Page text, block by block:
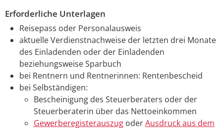
Erforderliche Unterlagen
Reisepass oder Personalausweis
aktuelle Verdienstnachweise der letzten drei Monate
des Einladenden oder der Einladenden
beziehungsweise Sparbuch
bei Rentnern und Rentnerinnen: Rentenbescheid
bei Selbständigen:
Bescheinigung des Steuerberaters oder der
Steuerberaterin über das Nettoeinkommen
GewerberegisterauszugoderAusdruck aus dem